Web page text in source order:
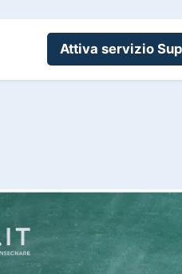
Attiva servizio